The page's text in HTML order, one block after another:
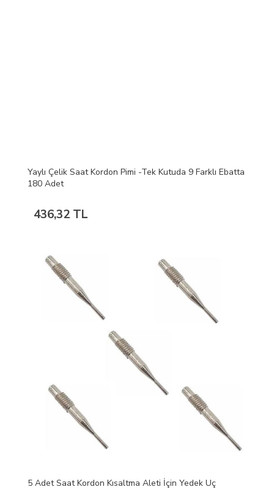
Yaylı Çelik Saat Kordon Pimi -Tek Kutuda 9 Farklı Ebatta
180 Adet
436,32 TL
5 Adet Saat Kordon Kısaltma Aleti İçin Yedek Uç